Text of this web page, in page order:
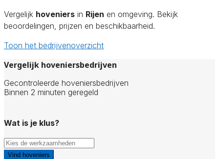
Vergelijk hoveniers in Rijen en omgeving. Bekijk
beoordelingen, prijzen en beschikbaarheid.
Toon het bedrijvenoverzicht
Vergelijk hoveniersbedrijven
Gecontroleerde hoveniersbedrijven
Binnen 2 minuten geregeld
Wat is je klus?
Vind hoveniers